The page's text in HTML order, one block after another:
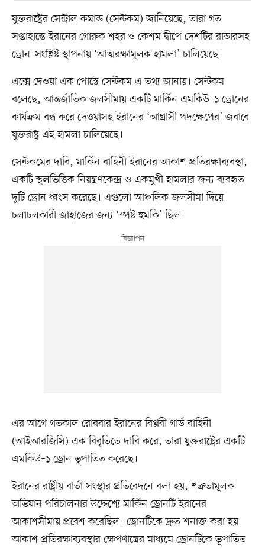
যুক্তরাষ্ট্রের সেন্ট্রাল কমান্ড (সেন্টকম) জানিয়েছে, তারা গত
সপ্তাহান্তে ইরানের গোরুক শহর ও কেশম দ্বীপে দেশটির রাডারসহ
ড্রোন–সংশ্লিষ্ট স্থাপনায় ‘আত্মরক্ষামূলক হামলা’ চালিয়েছে।
এক্সে দেওয়া এক পোস্টে সেন্টকম এ তথ্য জানায়। সেন্টকম
বলেছে, আন্তর্জাতিক জলসীমায় একটি মার্কিন এমকিউ–১ ড্রোনের
কার্যক্রম বন্ধ করে দেওয়াসহ ইরানের ‘আগ্রাসী পদক্ষেপের’ জবাবে
যুক্তরাষ্ট্র এই হামলা চালিয়েছে।
সেন্টকমের দাবি, মার্কিন বাহিনী ইরানের আকাশ প্রতিরক্ষাব্যবস্থা,
একটি স্থলভিত্তিক নিয়ন্ত্রণকেন্দ্র ও একমুখী হামলার জন্য ব্যবহৃত
দুটি ড্রোন ধ্বংস করেছে। এগুলো আঞ্চলিক জলসীমা দিয়ে
চলাচলকারী জাহাজের জন্য ‘স্পষ্ট হুমকি’ ছিল।
এর আগে গতকাল রোববার ইরানের বিপ্লবী গার্ড বাহিনী
(আইআরজিসি) এক বিবৃতিতে দাবি করে, তারা যুক্তরাষ্ট্রের একটি
এমকিউ–১ ড্রোন ভূপাতিত করেছে।
ইরানের রাষ্ট্রীয় বার্তা সংস্থার প্রতিবেদনে বলা হয়, শত্রুতামূলক
অভিযান পরিচালনার উদ্দেশ্যে মার্কিন ড্রোনটি ইরানের
আকাশসীমায় প্রবেশ করেছিল। ড্রোনটিকে দ্রুত শনাক্ত করা হয়।
আকাশ প্রতিরক্ষাব্যবস্থার ক্ষেপণাস্ত্রের মাধ্যমে ড্রোনটিকে ভূপাতিত